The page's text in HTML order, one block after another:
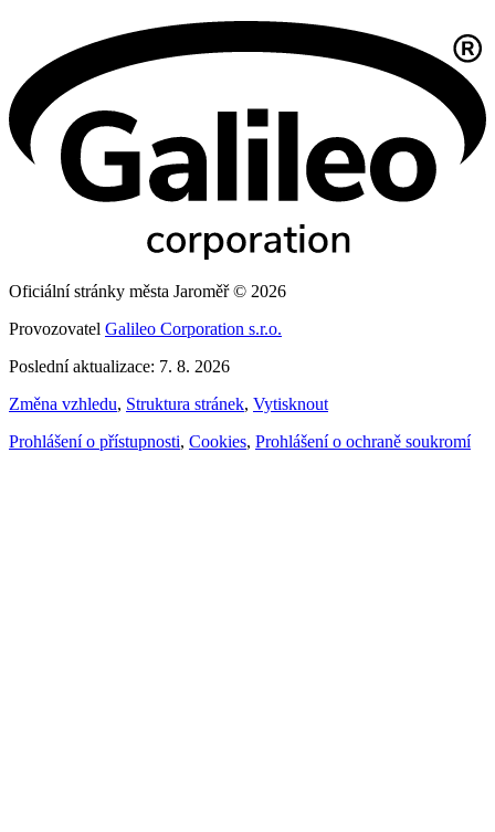
Oficiální stránky města Jaroměř © 2026
Provozovatel Galileo Corporation s.r.o.
Poslední aktualizace: 7. 8. 2026
Změna vzhledu, Struktura stránek, Vytisknout
Prohlášení o přístupnosti, Cookies, Prohlášení o ochraně soukromí